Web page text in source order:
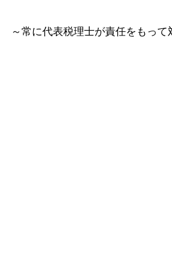
～常に代表税理士が責任をもって